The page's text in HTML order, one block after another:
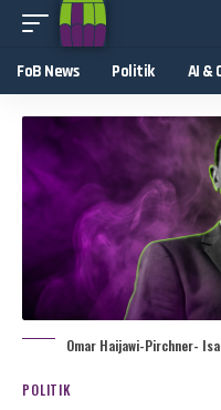
FoB News Politik AI &
Omar Haijawi-Pirchner-
POLITIK